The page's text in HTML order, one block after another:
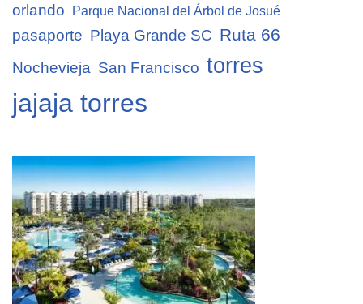
orlando Parque Nacional del Árbol de Josué
pasaporte Playa Grande SC Ruta 66
Nochevieja San Francisco torres
jajaja torres